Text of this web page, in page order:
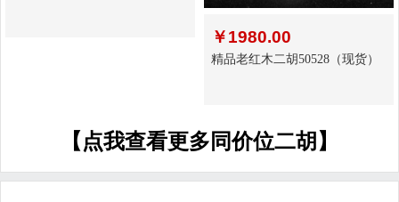
￥1980.00
精品老红木二胡50528（现货）
【点我查看更多同价位二胡】